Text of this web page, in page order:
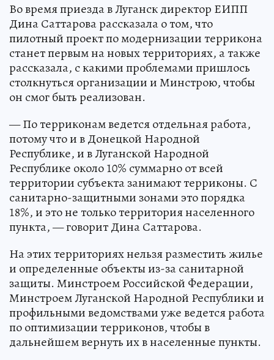
Во время приезда в Луганск директор ЕИПП
Дина Саттарова рассказала о том, что
пилотный проект по модернизации террикона
станет первым на новых территориях, а также
рассказала, с какими проблемами пришлось
столкнуться организации и Минстрою, чтобы
он смог быть реализован.
— По терриконам ведется отдельная работа,
потому что и в Донецкой Народной
Республике, и в Луганской Народной
Республике около 10% суммарно от всей
территории субъекта занимают терриконы. С
санитарно-защитными зонами это порядка
18%, и это не только территория населенного
пункта, — говорит Дина Саттарова.
На этих территориях нельзя разместить жилье
и определенные объекты из-за санитарной
защиты. Минстроем Российской Федерации,
Минстроем Луганской Народной Республики и
профильными ведомствами уже ведется работа
по оптимизации терриконов, чтобы в
дальнейшем вернуть их в населенные пункты.